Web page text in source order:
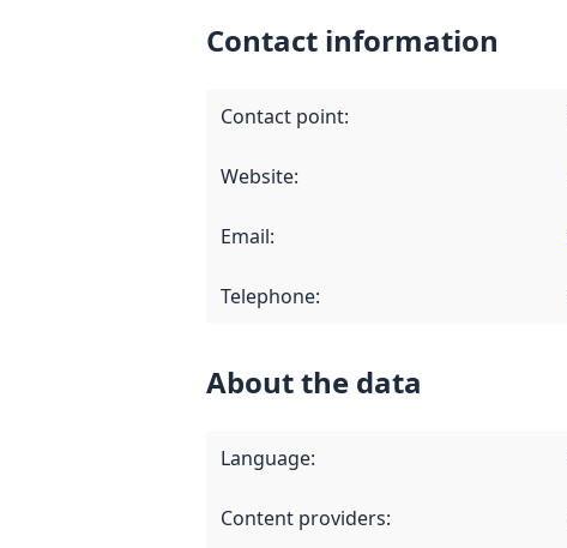
Contact information
Contact point:
Website:
Email:
Telephone:
About the data
Language:
Content providers: